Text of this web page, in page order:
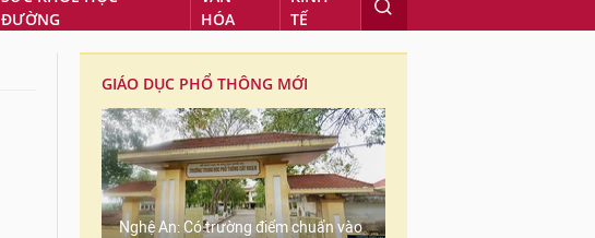
ĐƯỜNG
HÓA
TẾ
GIÁO DỤC PHỔ THÔNG MỚI
Nghệ An: Có trường điểm chuẩn vào